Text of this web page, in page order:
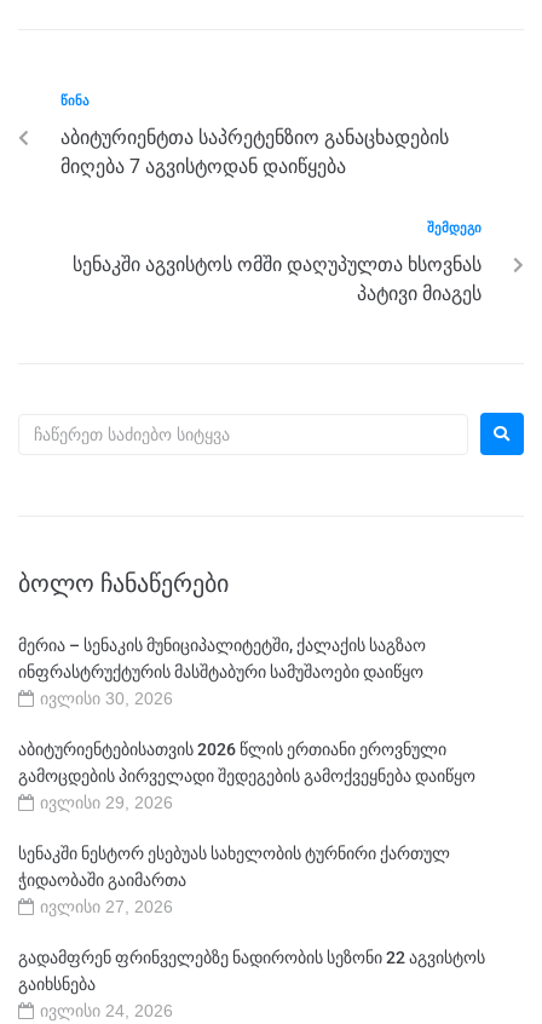
b
o
o
g
er
m p
p
ᲬᲘᲜᲐ
აბიტურიენტთა საპრეტენზიო განაცხადების
მიღება 7 აგვისტოდან დაიწყება
ᲨᲔᲛᲓᲔᲒᲘ
სენაკში აგვისტოს ომში დაღუპულთა ხსოვნას
პატივი მიაგეს
ᲑᲝᲚᲝ ᲩᲐᲜᲐᲬᲔᲠᲔᲑᲘ
მერია – სენაკის მუნიციპალიტეტში, ქალაქის საგზაო
ინფრასტრუქტურის მასშტაბური სამუშაოები დაიწყო
ივლისი 30, 2026
აბიტურიენტებისათვის 2026 წლის ერთიანი ეროვნული
გამოცდების პირველადი შედეგების გამოქვეყნება დაიწყო
ივლისი 29, 2026
სენაკში ნესტორ ესებუას სახელობის ტურნირი ქართულ
ჭიდაობაში გაიმართა
ივლისი 27, 2026
გადამფრენ ფრინველებზე ნადირობის სეზონი 22 აგვისტოს
გაიხსნება
ივლისი 24, 2026